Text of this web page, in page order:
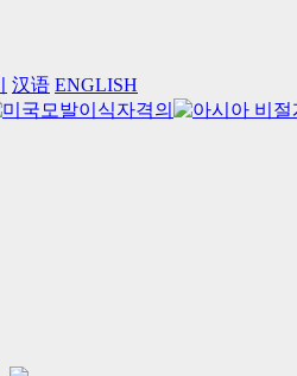
汉语 ENGLISH